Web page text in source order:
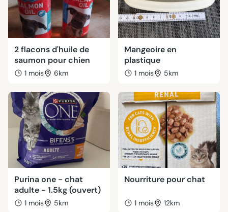
2 flacons d'huile de
saumon pour chien
1 mois 6km
Mangeoire en
plastique
1 mois 5km
Purina one - chat
adulte - 1.5kg (ouvert)
1 mois 5km
Nourriture pour chat
1 mois 12km